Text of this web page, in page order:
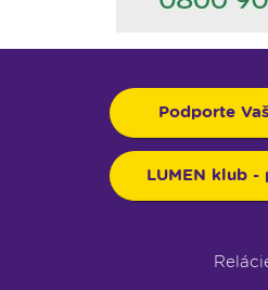
Podporte
LUMEN klub -